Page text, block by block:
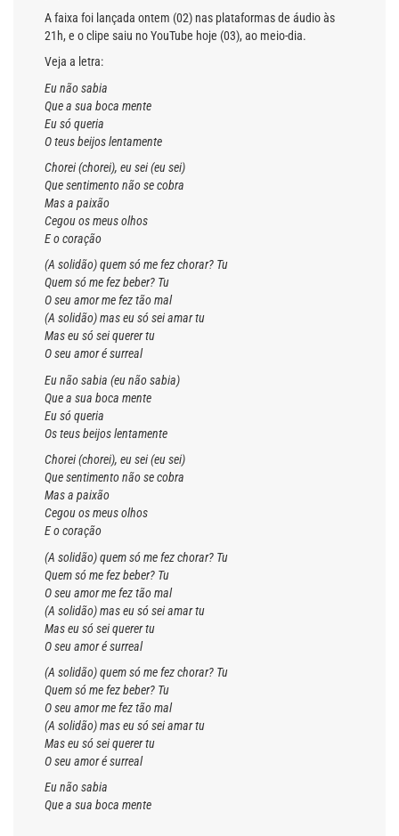
A faixa foi lançada ontem (02) nas plataformas de áudio às
21h, e o clipe saiu no YouTube hoje (03), ao meio-dia.
Veja a letra:
Eu não sabia
Que a sua boca mente
Eu só queria
O teus beijos lentamente
Chorei (chorei), eu sei (eu sei)
Que sentimento não se cobra
Mas a paixão
Cegou os meus olhos
E o coração
(A solidão) quem só me fez chorar? Tu
Quem só me fez beber? Tu
O seu amor me fez tão mal
(A solidão) mas eu só sei amar tu
Mas eu só sei querer tu
O seu amor é surreal
Eu não sabia (eu não sabia)
Que a sua boca mente
Eu só queria
Os teus beijos lentamente
Chorei (chorei), eu sei (eu sei)
Que sentimento não se cobra
Mas a paixão
Cegou os meus olhos
E o coração
(A solidão) quem só me fez chorar? Tu
Quem só me fez beber? Tu
O seu amor me fez tão mal
(A solidão) mas eu só sei amar tu
Mas eu só sei querer tu
O seu amor é surreal
(A solidão) quem só me fez chorar? Tu
Quem só me fez beber? Tu
O seu amor me fez tão mal
(A solidão) mas eu só sei amar tu
Mas eu só sei querer tu
O seu amor é surreal
Eu não sabia
Que a sua boca mente